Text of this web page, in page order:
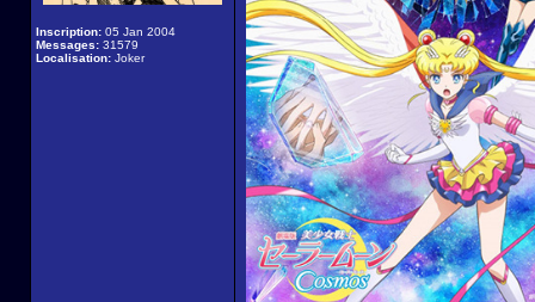
Inscription: 05 Jan 2004
Messages: 31579
Localisation: Joker